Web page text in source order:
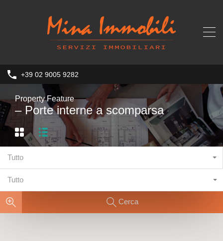
+39 02 9005 9282
Property Feature
– Porte interne a scomparsa
Tutto
Tutto
Cerca